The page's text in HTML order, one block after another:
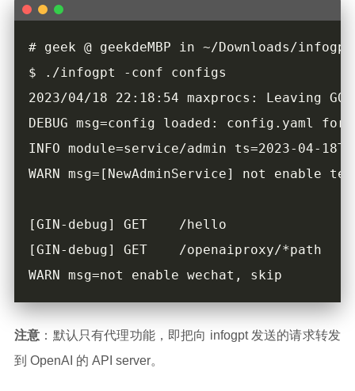
注意 ：默认只有代理功能，即把向 infogpt 发送的请求转发
到 OpenAI 的 API server。